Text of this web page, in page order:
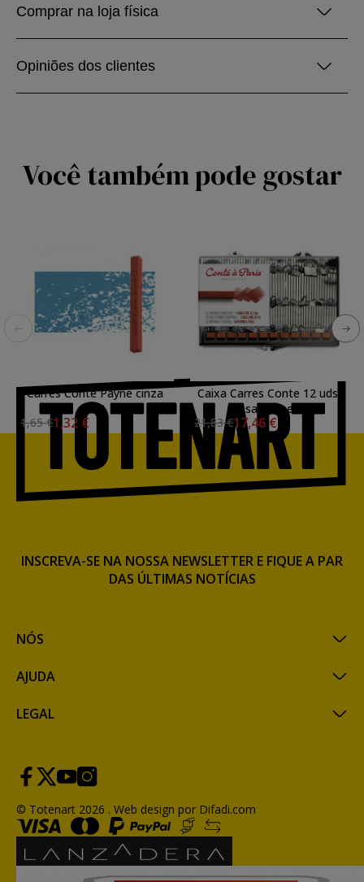
Comprar na loja física
Opiniões dos clientes
Você também pode gostar
Carres Conte Payne cinza
053
1,65 €1,32 €
Caixa Carres Conte 12 uds.
sanguine
21,83 €17,46 €
NÓS
AJUDA
LEGAL
INSCREVA-SE NA NOSSA NEWSLETTER E FIQUE A PAR
DAS ÚLTIMAS NOTÍCIAS
© Totenart 2026 . Web design por Difadi.com